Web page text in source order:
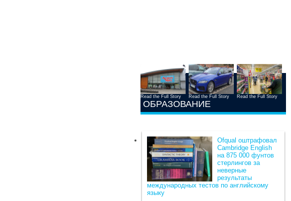
Read the Full Story Read the Full Story Read the Full Story
ОБРАЗОВАНИЕ
Ofqual оштрафовал
Cambridge English
на 875 000 фунтов
стерлингов за
неверные
результаты
международных тестов по английскому
языку